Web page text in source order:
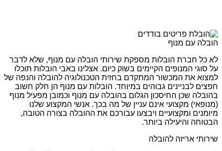
הובלה עם מנוף
לא כל חברת הובלות מספקת שירותי הובלה עם מנוף, שלא לדבר
על סוגי המנופים הקיימים בשוק כיום. אצלינו באבי הובלות תוכלו
למצוא את המכשור המתקדם בחזית הטכנולוגיה להובלה והנפה של
חפצים לבניינים גבוהים במיוחד. הובלות עם מנוף הן חלק חשוב
בהובלה שכן החיסכון הגלום בהובלה עם מנוף וכמובן מפעיל מנוף
(מנופאי) מקצועי אינם עניין של מה בכך. אנשי המקצוע שלנו
מיומנים ומקצועיים ויבצעו עבורכם את ההובלה בצורה הטובה,
הבטוחה והיעילה ביותר.
שירותי אריזה להובלה